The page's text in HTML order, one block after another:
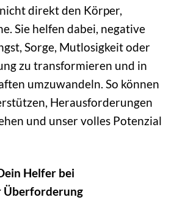
direkt den Körper,
Sie helfen dabei, negative
Sorge, Mutlosigkeit oder
zu transformieren und in
umzuwandeln. So können
Herausforderungen
und unser volles Potenzial
Helfer bei
Überforderung